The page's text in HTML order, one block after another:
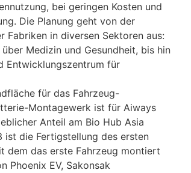
bei geringen Kosten und
Die Planung geht von der
Fabriken in diversen Sektoren aus:
Medizin und Gesundheit, bis hin
Entwicklungszentrum für
für das Fahrzeug-
Montagewerk ist für Aiways
Anteil am Bio Hub Asia
ist die Fertigstellung des ersten
dem das erste Fahrzeug montiert
Phoenix EV, Sakonsak